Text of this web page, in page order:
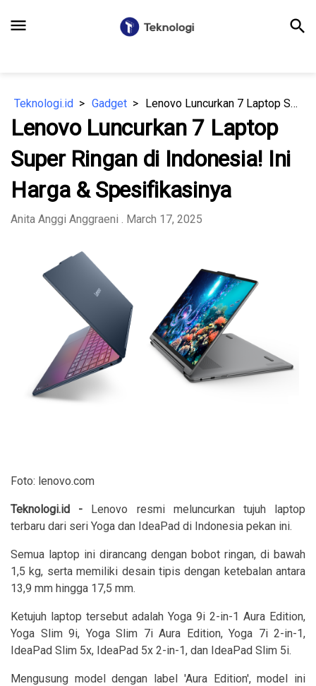
menu search
Teknologi.id Gadget Lenovo Luncurkan 7 Laptop Super Ringan di Indonesia! Ini Harga & Spesifikasinya
Lenovo Luncurkan 7 Laptop
Super Ringan di Indonesia! Ini
Harga & Spesifikasinya
Anita Anggi Anggraeni . March 17, 2025
Foto: lenovo.com
Teknologi.id - Lenovo resmi meluncurkan tujuh laptop
terbaru dari seri Yoga dan IdeaPad di Indonesia pekan ini.
Semua laptop ini dirancang dengan bobot ringan, di bawah
1,5 kg, serta memiliki desain tipis dengan ketebalan antara
13,9 mm hingga 17,5 mm.
Ketujuh laptop tersebut adalah Yoga 9i 2-in-1 Aura Edition,
Yoga Slim 9i, Yoga Slim 7i Aura Edition, Yoga 7i 2-in-1,
IdeaPad Slim 5x, IdeaPad 5x 2-in-1, dan IdeaPad Slim 5i.
Mengusung model dengan label 'Aura Edition', model ini